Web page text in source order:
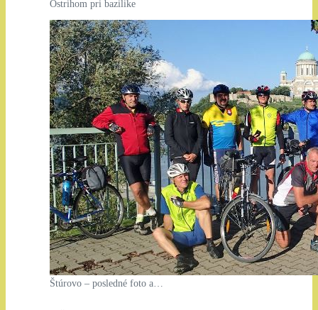
Ostrihom pri bazilike
Štúrovo – posledné foto a…